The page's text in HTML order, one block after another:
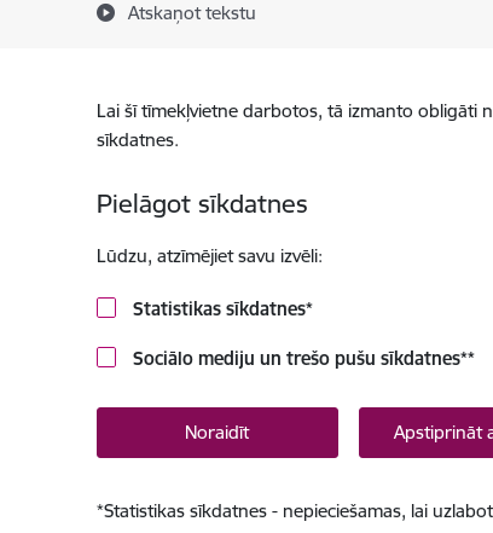
Atskaņot tekstu
Lai šī tīmekļvietne darbotos, tā izmanto obligāti
sīkdatnes.
Pielāgot sīkdatnes
Lūdzu, atzīmējiet savu izvēli:
Statistikas sīkdatnes*
Sociālo mediju un trešo pušu sīkdatnes**
Noraidīt Apstiprināt
*Statistikas sīkdatnes - nepieciešamas, lai